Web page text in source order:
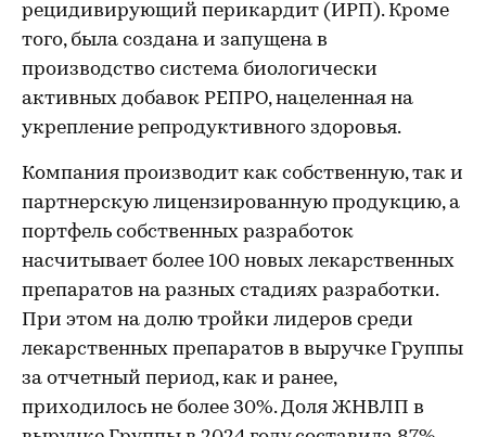
рецидивирующий перикардит (ИРП). Кроме
того, была создана и запущена в
производство система биологически
активных добавок РЕПРО, нацеленная на
укрепление репродуктивного здоровья.
Компания производит как собственную, так и
партнерскую лицензированную продукцию, а
портфель собственных разработок
насчитывает более 100 новых лекарственных
препаратов на разных стадиях разработки.
При этом на долю тройки лидеров среди
лекарственных препаратов в выручке Группы
за отчетный период, как и ранее,
приходилось не более 30%. Доля ЖНВЛП в